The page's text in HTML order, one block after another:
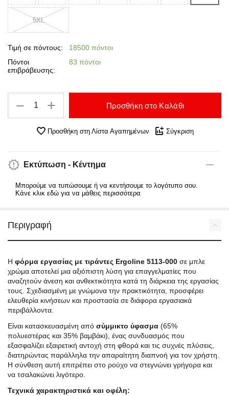
5XL
Τιμή σε πόντους:
18500 πόντοι
Πόντοι
επιβράβευσης:
83 πόντοι
+
− Προσθήκη στο Καλάθι
Προσθήκη στη Λίστα Αγαπημένων Σύγκριση
Εκτύπωση - Κέντημα
Μπορούμε να τυπώσουμε ή να κεντήσουμε το λογότυπο σου.
Κάνε κλικ εδώ για να μάθεις περισσότερα
Περιγραφή
Η φόρμα εργασίας με τιράντες Ergoline 5113-000 σε μπλε
χρώμα αποτελεί μια αξιόπιστη λύση για επαγγελματίες που
αναζητούν άνεση και ανθεκτικότητα κατά τη διάρκεια της εργασίας
τους. Σχεδιασμένη με γνώμονα την πρακτικότητα, προσφέρει
ελευθερία κινήσεων και προστασία σε διάφορα εργασιακά
περιβάλλοντα.
Είναι κατασκευασμένη από σύμμικτο ύφασμα (65%
πολυεστέρας και 35% βαμβάκι), ένας συνδυασμός που
εξασφαλίζει εξαιρετική αντοχή στη φθορά και τις συχνές πλύσεις,
διατηρώντας παράλληλα την απαραίτητη διαπνοή για τον χρήστη.
Η σύνθεση αυτή επιτρέπει στο ρούχο να στεγνώνει γρήγορα και
να τσαλακώνει λιγότερο.
Τεχνικά χαρακτηριστικά και οφέλη: